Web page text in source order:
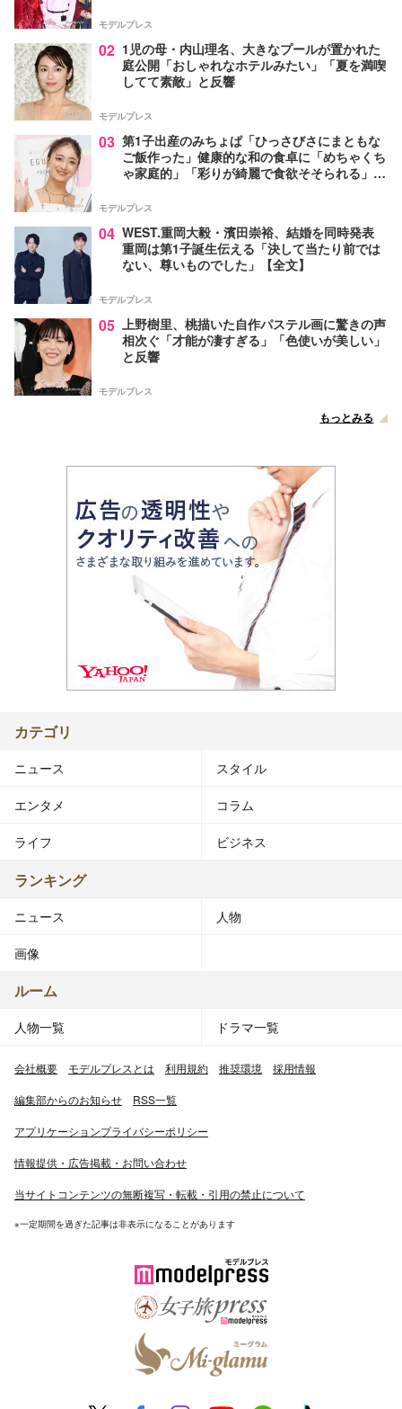
モデルプレス
02 1児の母・内山理名、大きなプールが置かれた
庭公開「おしゃれなホテルみたい」「夏を満喫
してて素敵」と反響
モデルプレス
03 第1子出産のみちょぱ「ひっさびさにまともな
ご飯作った」健康的な和の食卓に「めちゃくち
ゃ家庭的」「彩りが綺麗で食欲そそられる」の
モデルプレス
04 WEST.重岡大毅・濱田崇裕、結婚を同時発表
重岡は第1子誕生伝える「決して当たり前では
ない、尊いものでした」【全文】
モデルプレス
05 上野樹里、桃描いた自作パステル画に驚きの声
相次ぐ「才能が凄すぎる」「色使いが美しい」
と反響
モデルプレス
もっとみる
カテゴリ
ニュース スタイル
エンタメ コラム
ライフ ビジネス
ランキング
ニュース 人物
画像
ルーム
人物一覧 ドラマ一覧
会社概要 モデルプレスとは 利用規約 推奨環境 採用情報
編集部からのお知らせ RSS一覧
アプリケーションプライバシーポリシー
情報提供・広告掲載・お問い合わせ
当サイトコンテンツの無断複写・転載・引用の禁止について
※一定期間を過ぎた記事は非表示になることがあります